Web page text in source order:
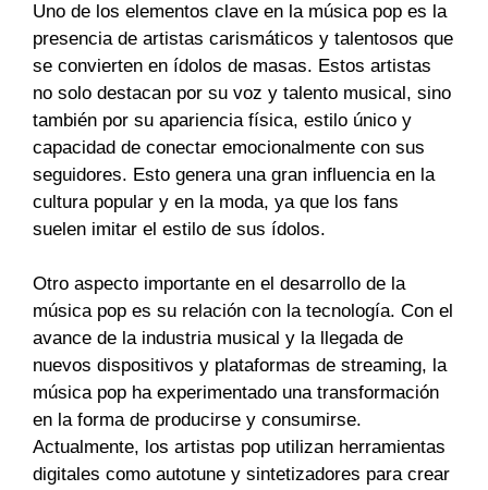
Uno de los elementos clave en la música pop es la
presencia de artistas carismáticos y talentosos que
se convierten en ídolos de masas. Estos artistas
no solo destacan por su voz y talento musical, sino
también por su apariencia física, estilo único y
capacidad de conectar emocionalmente con sus
seguidores. Esto genera una gran influencia en la
cultura popular y en la moda, ya que los fans
suelen imitar el estilo de sus ídolos.
Otro aspecto importante en el desarrollo de la
música pop es su relación con la tecnología. Con el
avance de la industria musical y la llegada de
nuevos dispositivos y plataformas de streaming, la
música pop ha experimentado una transformación
en la forma de producirse y consumirse.
Actualmente, los artistas pop utilizan herramientas
digitales como autotune y sintetizadores para crear